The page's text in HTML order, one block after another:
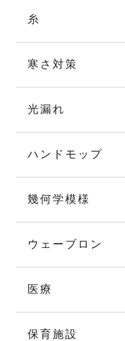
糸
寒さ対策
光漏れ
ハンドモップ
幾何学模様
ウェーブロン
医療
保育施設